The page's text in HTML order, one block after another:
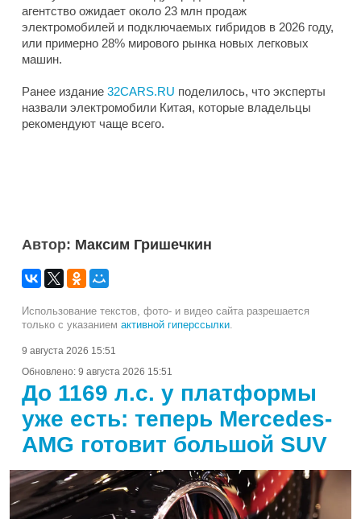
агентство ожидает около 23 млн продаж
электромобилей и подключаемых гибридов в 2026 году,
или примерно 28% мирового рынка новых легковых
машин.
Ранее издание 32CARS.RU поделилось, что эксперты
назвали электромобили Китая, которые владельцы
рекомендуют чаще всего.
Автор: Максим Гришечкин
Использование текстов, фото- и видео сайта разрешается
только с указанием активной гиперссылки.
9 августа 2026 15:51
Обновлено: 9 августа 2026 15:51
До 1169 л.с. у платформы
уже есть: теперь Mercedes-
AMG готовит большой SUV